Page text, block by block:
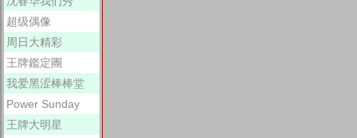
超级偶像
周日大精彩
王牌鑑定團
我爱黑涩棒棒堂
Power Sunday
王牌大明星